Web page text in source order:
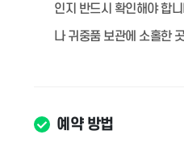
인지 반드시 확인해야 합
나 귀중품 보관에 소홀한
예약 방법